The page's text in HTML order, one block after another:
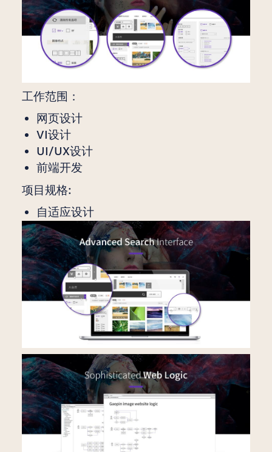
工作范围：
网页设计
VI设计
UI/UX设计
前端开发
项目规格:
自适应设计